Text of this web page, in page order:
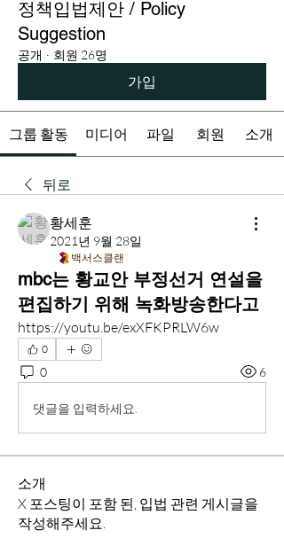
정책입법제안 / Policy
Suggestion
공개 · 회원 26명
가입
그룹 활동 미디어 파일 회원 소개
뒤로
황세훈
2021년 9월 28일
백서스클랜
mbc는 황교안 부정선거 연설을
편집하기 위해 녹화방송한다고
https://youtu.be/exXFKPRLW6w
0
0 6
댓글을 입력하세요.
소개
X 포스팅이 포함 된, 입법 관련 게시글을
작성해주세요.